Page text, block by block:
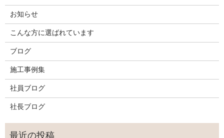
お知らせ
こんな方に選ばれています
ブログ
施工事例集
社員ブログ
社長ブログ